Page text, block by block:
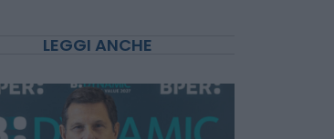
LEGGI ANCHE